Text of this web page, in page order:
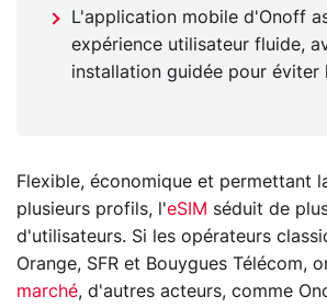
L'application mobile d'Onoff
expérience utilisateur fluide,
installation guidée pour éviter
Flexible, économique et permettant
plusieurs profils, l'eSIM séduit de
d'utilisateurs. Si les opérateurs
Orange, SFR et Bouygues Télécom,
marché, d'autres acteurs, comme